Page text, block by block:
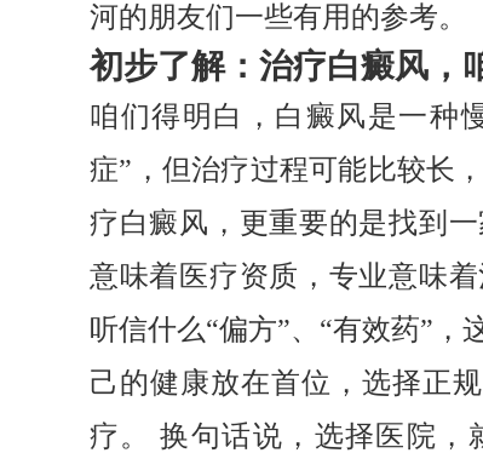
河的朋友们一些有用的参考。
初步了解：治疗白癜风，
咱们得明白，白癜风是一种
症”，但治疗过程可能比较长
疗白癜风，更重要的是找到
意味着医疗资质，专业意味
听信什么“偏方”、“有效药”，
己的健康放在首位，选择正
疗。 换句话说，选择医院，